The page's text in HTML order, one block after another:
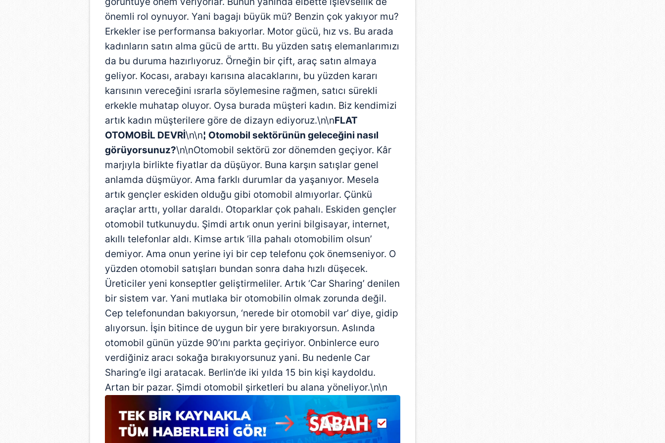
mevzuata uygun olarak kullanılan çerezlerle ilgili bilgi almak için lütfentıklayınız
önemli rol oynuyor. Yani bagajı büyük mü? Benzin çok yakıyor mu?
Erkekler ise performansa bakıyorlar. Motor gücü, hız vs. Bu arada
kadınların satın alma gücü de arttı. Bu yüzden satış elemanlarımızı
da bu duruma hazırlıyoruz. Örneğin bir çift, araç satın almaya
geliyor. Kocası, arabayı karısına alacaklarını, bu yüzden kararı
karısının vereceğini ısrarla söylemesine rağmen, satıcı sürekli
erkekle muhatap oluyor. Oysa burada müşteri kadın. Biz kendimizi
artık kadın müşterilere göre de dizayn ediyoruz.\n\nFLAT
OTOMOBİL DEVRİ\n\n¦ Otomobil sektörünün geleceğini nasıl
görüyorsunuz?\n\nOtomobil sektörü zor dönemden geçiyor. Kâr
marjıyla birlikte fiyatlar da düşüyor. Buna karşın satışlar genel
anlamda düşmüyor. Ama farklı durumlar da yaşanıyor. Mesela
artık gençler eskiden olduğu gibi otomobil almıyorlar. Çünkü
araçlar arttı, yollar daraldı. Otoparklar çok pahalı. Eskiden gençler
otomobil tutkunuydu. Şimdi artık onun yerini bilgisayar, internet,
akıllı telefonlar aldı. Kimse artık ‘illa pahalı otomobilim olsun’
demiyor. Ama onun yerine iyi bir cep telefonu çok önemseniyor. O
yüzden otomobil satışları bundan sonra daha hızlı düşecek.
Üreticiler yeni konseptler geliştirmeliler. Artık ‘Car Sharing’ denilen
bir sistem var. Yani mutlaka bir otomobilin olmak zorunda değil.
Cep telefonundan bakıyorsun, ‘nerede bir otomobil var’ diye, gidip
alıyorsun. İşin bitince de uygun bir yere bırakıyorsun. Aslında
otomobil günün yüzde 90’ını parkta geçiriyor. Onbinlerce euro
verdiğiniz aracı sokağa bırakıyorsunuz yani. Bu nedenle Car
Sharing’e ilgi aratacak. Berlin’de iki yılda 15 bin kişi kaydoldu.
Artan bir pazar. Şimdi otomobil şirketleri bu alana yöneliyor.\n\n